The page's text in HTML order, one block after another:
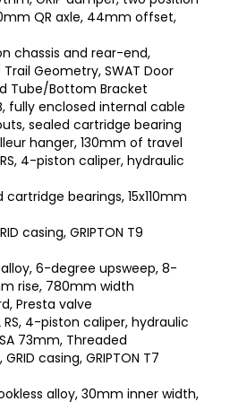
QR axle, 44mm offset,
chassis and rear-end,
Geometry, SWAT Door
Tube/Bottom Bracket
fully enclosed internal cable
sealed cartridge bearing
hanger, 130mm of travel
4-piston caliper, hydraulic
bearings, 15x110mm
casing, GRIPTON T9
alloy, 6-degree upsweep, 8-
rise, 780mm width
Presta valve
RS, 4-piston caliper, hydraulic
73mm, Threaded
casing, GRIPTON T7
alloy, 30mm inner width,